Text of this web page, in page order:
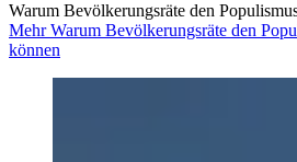
Warum Bevölkerungsräte den
Mehr Warum Bevölkerungsräte den
können